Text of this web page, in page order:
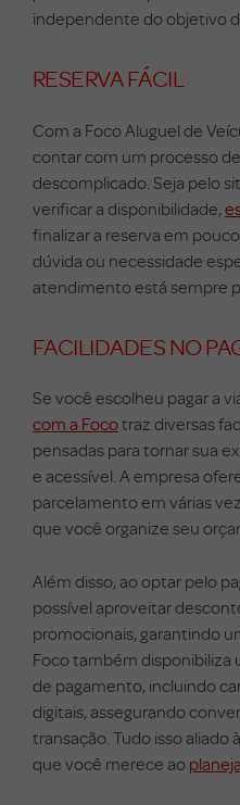
independente do objetivo
RESERVA FÁCIL
Com a Foco Aluguel de
contar com um processo
descomplicado. Seja pelo
verificar a disponibilidade,
finalizar a reserva em
dúvida ou necessidade
atendimento está sempre
FACILIDADES NO
Se você escolheu pagar a
com a Focotraz diversas
pensadas para tornar sua
e acessível. A empresa
parcelamento em várias
que você organize seu
Além disso, ao optar pelo
possível aproveitar
promocionais, garantindo
Foco também
de pagamento, incluindo
digitais, assegurando
transação. Tudo isso aliado
que você merece ao